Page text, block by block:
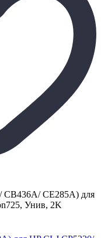
CE285A) для
Унив, 2K